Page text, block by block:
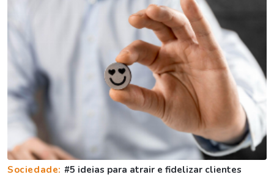
Sociedade: #5 ideias para atrair e fidelizar clientes